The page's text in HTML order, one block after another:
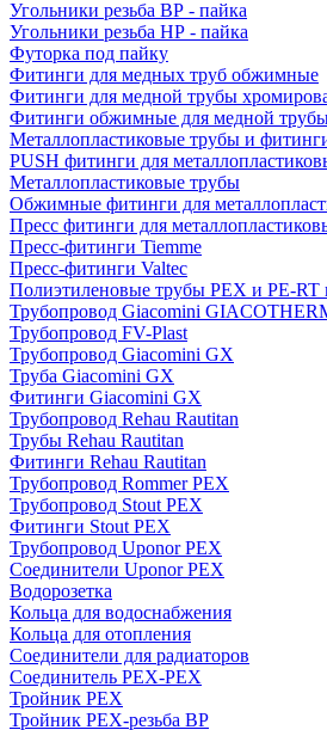
Угольники резьба ВР - пайка
Угольники резьба НР - пайка
Футорка под пайку
Фитинги для медных труб обжимные
Фитинги для медной трубы
Фитинги обжимные для медной
Металлопластиковые трубы и
PUSH фитинги для
Металлопластиковые трубы
Обжимные фитинги для
Пресс фитинги для
Пресс-фитинги Tiemme
Пресс-фитинги Valtec
Полиэтиленовые трубы PEX и PE-
Трубопровод Giacomini
Трубопровод FV-Plast
Трубопровод Giacomini GX
Труба Giacomini GX
Фитинги Giacomini GX
Трубопровод Rehau Rautitan
Трубы Rehau Rautitan
Фитинги Rehau Rautitan
Трубопровод Rommer PEX
Трубопровод Stout PEX
Фитинги Stout PEX
Трубопровод Uponor PEX
Соединители Uponor PEX
Водорозетка
Кольца для водоснабжения
Кольца для отопления
Соединители для радиаторов
Соединитель PEX-PEX
Тройник PEX
Тройник PEX-резьба ВР